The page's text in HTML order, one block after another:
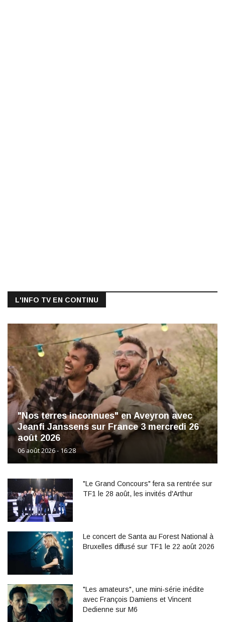
L'INFO TV EN CONTINU
"Nos terres inconnues" en Aveyron avec
Jeanfi Janssens sur France 3 mercredi 26
août 2026
06 août 2026 - 16:28
"Le Grand Concours" fera sa rentrée sur
TF1 le 28 août, les invités d'Arthur
Le concert de Santa au Forest National à
Bruxelles diffusé sur TF1 le 22 août 2026
"Les amateurs", une mini-série inédite
avec François Damiens et Vincent
Dedienne sur M6